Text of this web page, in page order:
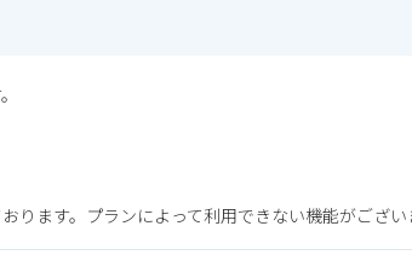
ります。プランによって利用できない機能がござい